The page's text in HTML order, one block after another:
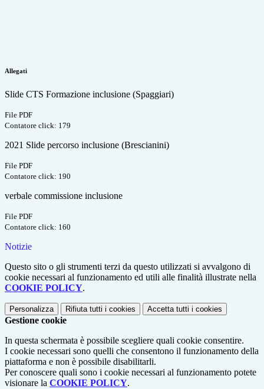
Allegati
Slide CTS Formazione inclusione (Spaggiari)
File PDF
Contatore click: 179
2021 Slide percorso inclusione (Brescianini)
File PDF
Contatore click: 190
verbale commissione inclusione
File PDF
Contatore click: 160
Notizie
Questo sito o gli strumenti terzi da questo utilizzati si avvalgono di
cookie necessari al funzionamento ed utili alle finalità illustrate nella
COOKIE POLICY.
Personalizza Rifiuta tutti i cookies Accetta tutti i cookies
Gestione cookie
In questa schermata è possibile scegliere quali cookie consentire.
I cookie necessari sono quelli che consentono il funzionamento della
piattaforma e non è possibile disabilitarli.
Per conoscere quali sono i cookie necessari al funzionamento potete
visionare la COOKIE POLICY.